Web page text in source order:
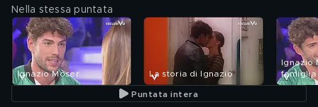
Nella stessa puntata
Ignazio Moser La storia di Ignazio
Ignazio
famiglia
Puntata intera